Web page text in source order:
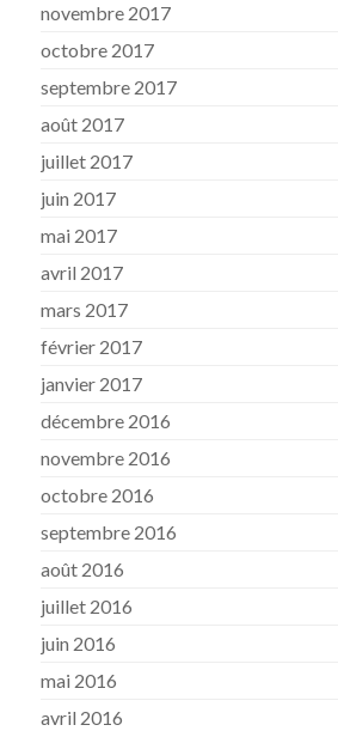
novembre 2017
octobre 2017
septembre 2017
août 2017
juillet 2017
juin 2017
mai 2017
avril 2017
mars 2017
février 2017
janvier 2017
décembre 2016
novembre 2016
octobre 2016
septembre 2016
août 2016
juillet 2016
juin 2016
mai 2016
avril 2016